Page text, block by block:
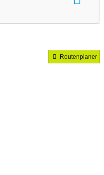
Routenplaner